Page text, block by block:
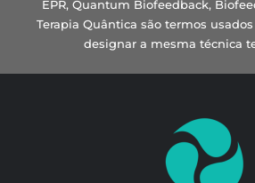
EPR, Quantum Biofeedback,
Terapia Quântica são termos
designar a mesma técnica